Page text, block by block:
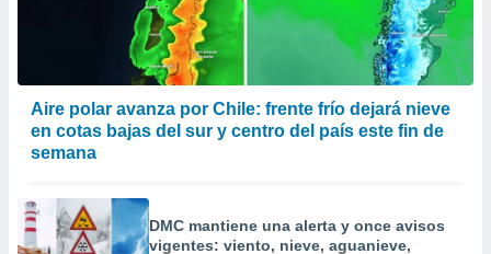
Aire polar avanza por Chile: frente frío dejará nieve
en cotas bajas del sur y centro del país este fin de
semana
DMC mantiene una alerta y once avisos
vigentes: viento, nieve, aguanieve,